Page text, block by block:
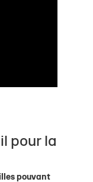
pour la
pouvant